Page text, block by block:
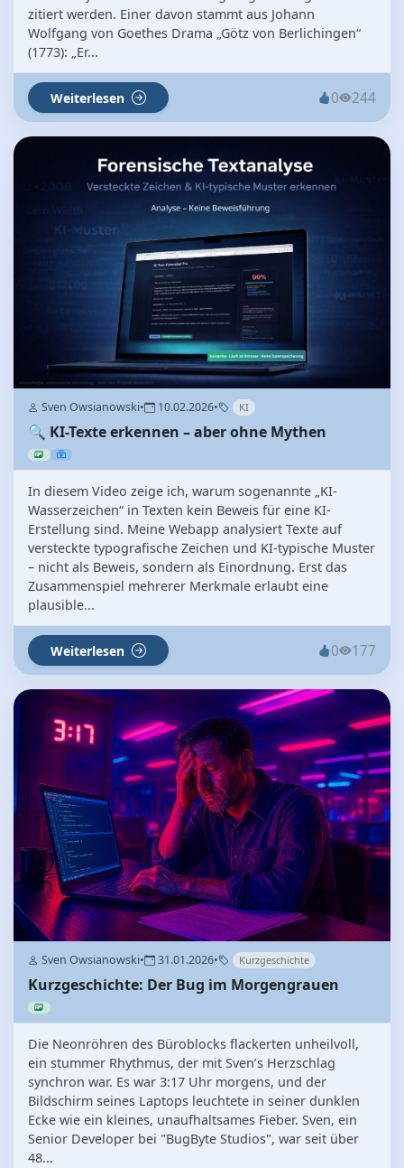
zitiert werden. Einer davon stammt aus Johann
Wolfgang von Goethes Drama „Götz von Berlichingen“
(1773): „Er...
Weiterlesen 0 244
Sven Owsianowski• 10.02.2026• KI
🔍 KI-Texte erkennen – aber ohne Mythen
In diesem Video zeige ich, warum sogenannte „KI-
Wasserzeichen“ in Texten kein Beweis für eine KI-
Erstellung sind. Meine Webapp analysiert Texte auf
versteckte typografische Zeichen und KI-typische Muster
– nicht als Beweis, sondern als Einordnung. Erst das
Zusammenspiel mehrerer Merkmale erlaubt eine
plausible...
Weiterlesen 0 177
Sven Owsianowski• 31.01.2026• Kurzgeschichte
Kurzgeschichte: Der Bug im Morgengrauen
Die Neonröhren des Büroblocks flackerten unheilvoll,
ein stummer Rhythmus, der mit Sven’s Herzschlag
synchron war. Es war 3:17 Uhr morgens, und der
Bildschirm seines Laptops leuchtete in seiner dunklen
Ecke wie ein kleines, unaufhaltsames Fieber. Sven, ein
Senior Developer bei "BugByte Studios", war seit über
48...